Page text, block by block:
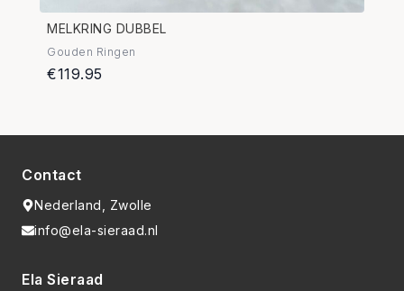
MELKRING DUBBEL
Gouden Ringen
€119.95
Contact
Nederland, Zwolle
info@ela-sieraad.nl
Ela Sieraad